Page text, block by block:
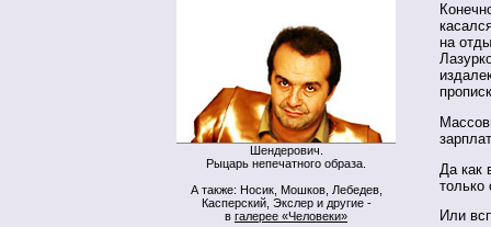
Шендерович.
Рыцарь непечатного образа.
А также: Носик, Мошков, Лебедев,
Касперский, Экслер и другие -
в галерее «Человеки»
на
Да как
только
Или